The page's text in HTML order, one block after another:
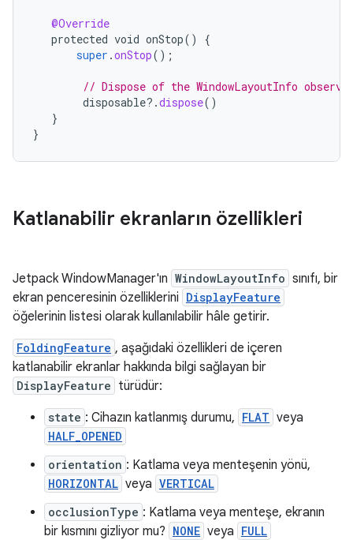
@Override
protected void onStop()
{
super .onStop();
// Dispose of the WindowLayoutInfo
disposable?.dispose()
}
}
Katlanabilir ekranların özellikleri
Jetpack WindowManager'ın WindowLayoutInfo sınıfı, bir
ekran penceresinin özelliklerini DisplayFeature
öğelerinin listesi olarak kullanılabilir hâle getirir.
FoldingFeature , aşağıdaki özellikleri de içeren
katlanabilir ekranlar hakkında bilgi sağlayan bir
DisplayFeature türüdür:
state : Cihazın katlanmış durumu, FLAT veya
HALF_OPENED
orientation : Katlama veya menteşenin yönü,
HORIZONTAL veya VERTICAL
occlusionType : Katlama veya menteşe, ekranın
bir kısmını gizliyor mu? NONE veya FULL